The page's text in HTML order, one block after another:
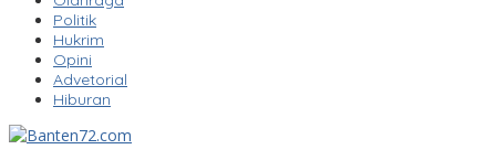
Politik
Hukrim
Opini
Advetorial
Hiburan